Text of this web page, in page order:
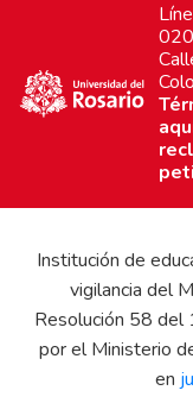
Institución de
vigilancia del
Resolución 58
por el Ministerio
en